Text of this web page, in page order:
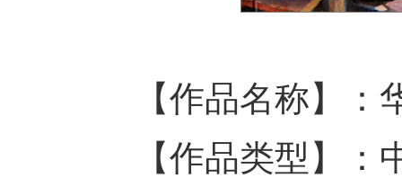
【作品名称】
【作品类型】：